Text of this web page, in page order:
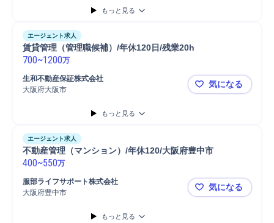
もっと見る
エージェント求人
賃貸管理（管理職候補）/年休120日/残業20h
700~1200万
生和不動産保証株式会社
大阪府大阪市
賃貸管理（
気になる
もっと見る
エージェント求人
不動産管理（マンション）/年休120/大阪府豊中市
400~550万
服部ライフサポート株式会社
大阪府豊中市
不動産管理
気になる
もっと見る